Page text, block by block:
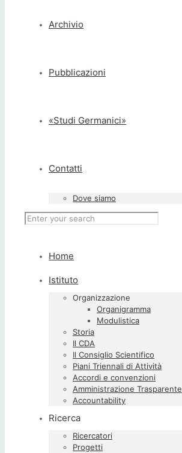
Archivio
Pubblicazioni
«Studi Germanici»
Contatti
Dove siamo
Home
Istituto
Organizzazione
Organigramma
Modulistica
Storia
Il CDA
Il Consiglio Scientifico
Piani Triennali di Attività
Accordi e convenzioni
Amministrazione Trasparente
Accountability
Ricerca
Ricercatori
Progetti